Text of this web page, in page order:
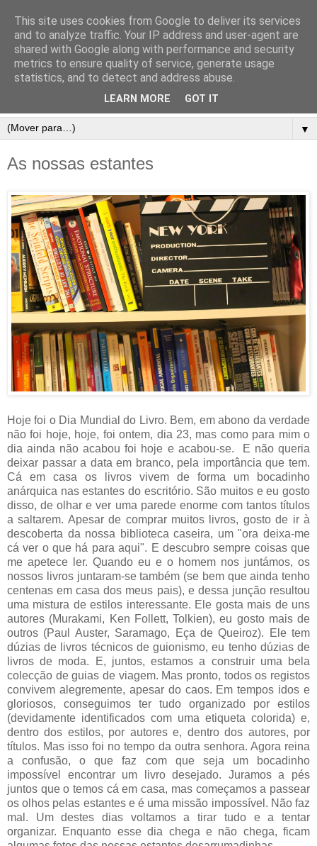
▼
As nossas estantes
Hoje foi o Dia Mundial do Livro. Bem, em abono da verdade
não foi hoje, hoje, foi ontem, dia 23, mas como para mim o
dia ainda não acabou foi hoje e acabou-se. E não queria
deixar passar a data em branco, pela importância que tem.
Cá em casa os livros vivem de forma um bocadinho
anárquica nas estantes do escritório. São muitos e eu gosto
disso, de olhar e ver uma parede enorme com tantos títulos
a saltarem. Apesar de comprar muitos livros, gosto de ir à
descoberta da nossa biblioteca caseira, um "ora deixa-me
cá ver o que há para aqui". E descubro sempre coisas que
me apetece ler. Quando eu e o homem nos juntámos, os
nossos livros juntaram-se também (se bem que ainda tenho
centenas em casa dos meus pais), e dessa junção resultou
uma mistura de estilos interessante. Ele gosta mais de uns
autores (Murakami, Ken Follett, Tolkien), eu gosto mais de
outros (Paul Auster, Saramago, Eça de Queiroz). Ele tem
dúzias de livros técnicos de guionismo, eu tenho dúzias de
livros de moda. E, juntos, estamos a construir uma bela
colecção de guias de viagem. Mas pronto, todos os registos
convivem alegremente, apesar do caos. Em tempos idos e
gloriosos, conseguimos ter tudo organizado por estilos
(devidamente identificados com uma etiqueta colorida) e,
dentro dos estilos, por autores e, dentro dos autores, por
títulos. Mas isso foi no tempo da outra senhora. Agora reina
a confusão, o que faz com que seja um bocadinho
impossível encontrar um livro desejado. Juramos a pés
juntos que o temos cá em casa, mas começamos a passear
os olhos pelas estantes e é uma missão impossível. Não faz
mal. Um destes dias voltamos a tirar tudo e a tentar
organizar. Enquanto esse dia chega e não chega, ficam
This site uses cookies from Google to deliver its services
and to analyze traffic. Your IP address and user-agent are
shared with Google along with performance and security
metrics to ensure quality of service, generate usage
statistics, and to detect and address abuse.
LEARN MORE GOT IT